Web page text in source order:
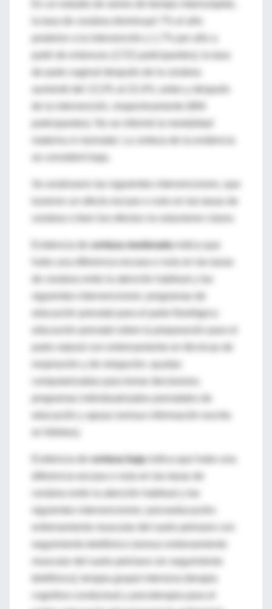
En un estudio de series de tiempo interrumpido,
de parto vaginal después de la cesárea
se consideró baja.
Se analizaron las siguientes intervenciones, que
certeza moderada
siguientes intervenciones: programas de
educación prenatal para el parto fisiológico;
respiración y de relajación; ayudas
programas individualizados prenatales de
educación y apoyo (versus información escrita
certeza baja
siguientes intervenciones: psicoeducación;
seguimiento telefónico (versus entrenamiento
muscular del suelo pelviano sin seguimiento
telefónico); terapia grupal intensiva (terapia
cognitivo-conductual y psicoterapia para el